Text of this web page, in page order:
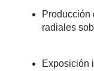
Producción
radiales
Exposición